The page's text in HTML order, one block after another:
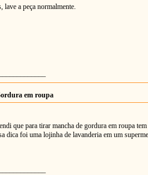
lave a peça normalmente.
em roupa
que para tirar mancha de gordura em roupa
dica foi uma lojinha de lavanderia em um